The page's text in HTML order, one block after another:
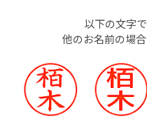
以下の文字
他のお名前の場